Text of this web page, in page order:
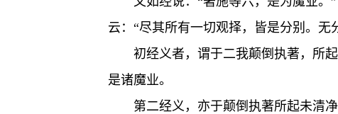
云：“尽其所有一切观择，皆是分别。无
初经义者，谓于二我颠倒执著，所
是诸魔业。
第二经义，亦于颠倒执著所起未清